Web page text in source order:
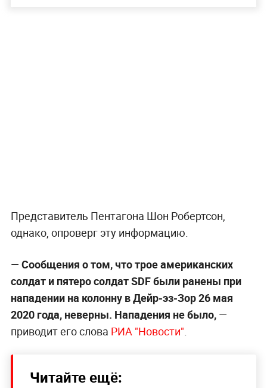
Представитель Пентагона Шон Робертсон,
однако, опроверг эту информацию.
— Сообщения о том, что трое американских
солдат и пятеро солдат SDF были ранены при
нападении на колонну в Дейр-эз-Зор 26 мая
2020 года, неверны. Нападения не было, —
приводит его слова РИА "Новости".
Читайте ещё: